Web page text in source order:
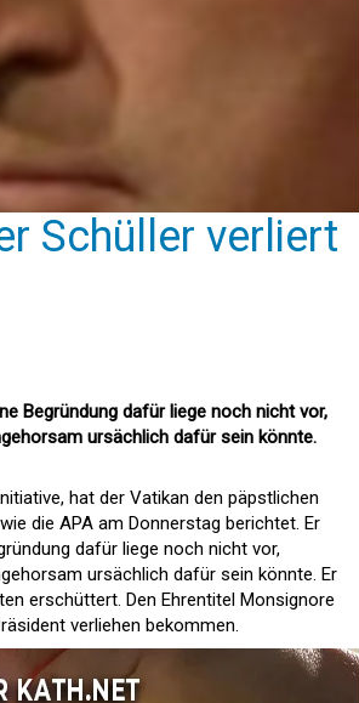
Schüller verliert
Begründung dafür liege noch nicht vor,
ursächlich dafür sein könnte.
hat der Vatikan den päpstlichen
die APA am Donnerstag berichtet. Er
dafür liege noch nicht vor,
ursächlich dafür sein könnte. Er
erschüttert. Den Ehrentitel Monsignore
verliehen bekommen.